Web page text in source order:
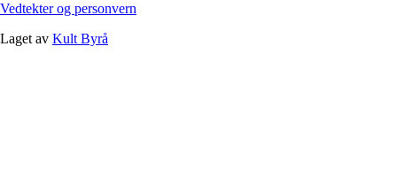
Vedtekter og personvern
Laget av Kult Byrå